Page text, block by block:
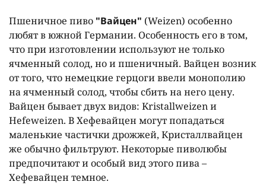
Пшеничное пиво "Вайцен" (Weizen) особенно
любят в южной Германии. Особенность его в том,
что при изготовлении используют не только
ячменный солод, но и пшеничный. Вайцен возник
от того, что немецкие герцоги ввели монополию
на ячменный солод, чтобы сбить на него цену.
Вайцен бывает двух видов: Kristallweizen и
Hefeweizen. В Хефевайцен могут попадаться
маленькие частички дрожжей, Кристаллвайцен
же обычно фильтруют. Некоторые пиволюбы
предпочитают и особый вид этого пива –
Хефевайцен темное.